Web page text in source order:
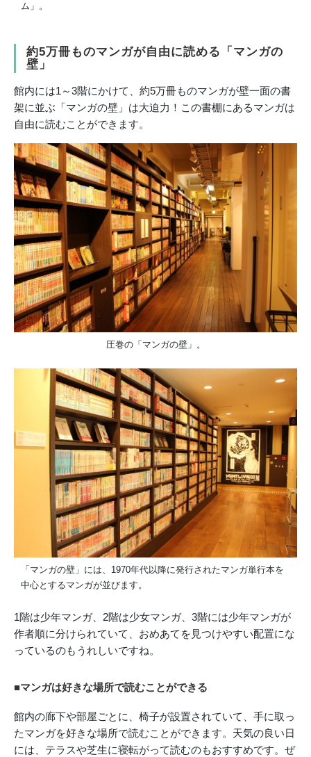
ム」。
約5万冊ものマンガが自由に読める「マンガの
壁」
館内には1～3階にかけて、約5万冊ものマンガが壁一面の書
架に並ぶ「マンガの壁」は大迫力！この書棚にあるマンガは
自由に読むことができます。
圧巻の「マンガの壁」。
「マンガの壁」には、1970年代以降に発行されたマンガ単行本を
中心とするマンガが並びます。
1階は少年マンガ、2階は少女マンガ、3階には少年マンガが
作者順に分けられていて、おめあてを見つけやすい配置にな
っているのもうれしいですね。
■マンガは好きな場所で読むことができる
館内の廊下や部屋ごとに、椅子が設置されていて、手に取っ
たマンガを好きな場所で読むことができます。天気の良い日
には、テラスや芝生に寝転がって読むのもおすすめです。ぜ